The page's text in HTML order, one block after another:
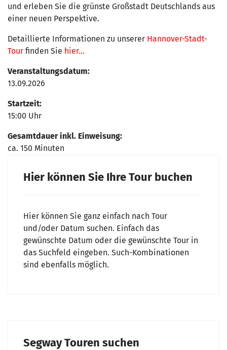
und erleben Sie die grünste Großstadt Deutschlands aus
einer neuen Perspektive.
Detaillierte Informationen zu unserer Hannover-Stadt-
Tour finden Sie hier...
Veranstaltungsdatum:
13.09.2026
Startzeit:
15:00 Uhr
Gesamtdauer inkl. Einweisung:
ca. 150 Minuten
Hier können Sie Ihre Tour buchen
Hier können Sie ganz einfach nach Tour
und/oder Datum suchen. Einfach das
gewünschte Datum oder die gewünschte Tour in
das Suchfeld eingeben. Such-Kombinationen
sind ebenfalls möglich.
Segway Touren suchen